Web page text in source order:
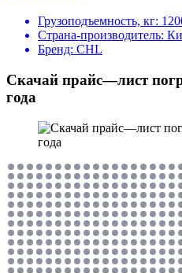
Грузоподъемность, кг:
Страна-производитель:
Бренд: CHL
Скачай прайс—лист
года